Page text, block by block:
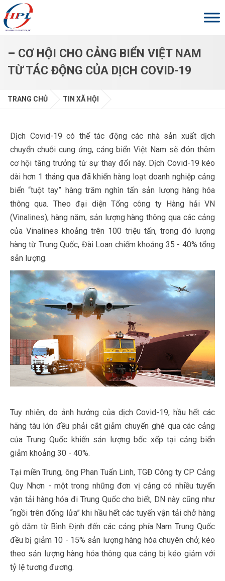
Skip to main content
– CƠ HỘI CHO CẢNG BIỂN VIỆT NAM
TỪ TÁC ĐỘNG CỦA DỊCH COVID-19
TRANG CHỦ TIN XÃ HỘI
Dịch Covid-19 có thể tác động các nhà sản xuất dịch
chuyển chuỗi cung ứng, cảng biển Việt Nam sẽ đón thêm
cơ hội tăng trưởng từ sự thay đổi này. Dịch Covid-19 kéo
dài hơn 1 tháng qua đã khiến hàng loạt doanh nghiệp cảng
biển “tuột tay” hàng trăm nghìn tấn sản lượng hàng hóa
thông qua. Theo đại diện Tổng công ty Hàng hải VN
(Vinalines), hàng năm, sản lượng hàng thông qua các cảng
của Vinalines khoảng trên 100 triệu tấn, trong đó lượng
hàng từ Trung Quốc, Đài Loan chiếm khoảng 35 - 40% tổng
sản lượng.
Tuy nhiên, do ảnh hưởng của dịch Covid-19, hầu hết các
hãng tàu lớn đều phải cắt giảm chuyến ghé qua các cảng
của Trung Quốc khiến sản lượng bốc xếp tại cảng biển
giảm khoảng 30 - 40%.
Tại miền Trung, ông Phan Tuấn Linh, TGĐ Công ty CP Cảng
Quy Nhơn - một trong những đơn vị cảng có nhiều tuyến
vận tải hàng hóa đi Trung Quốc cho biết, DN này cũng như
“ngồi trên đống lửa” khi hầu hết các tuyến vận tải chở hàng
gỗ dăm từ Bình Định đến các cảng phía Nam Trung Quốc
đều bị giảm 10 - 15% sản lượng hàng hóa chuyên chở, kéo
theo sản lượng hàng hóa thông qua cảng bị kéo giảm với
tỷ lệ tương đương.